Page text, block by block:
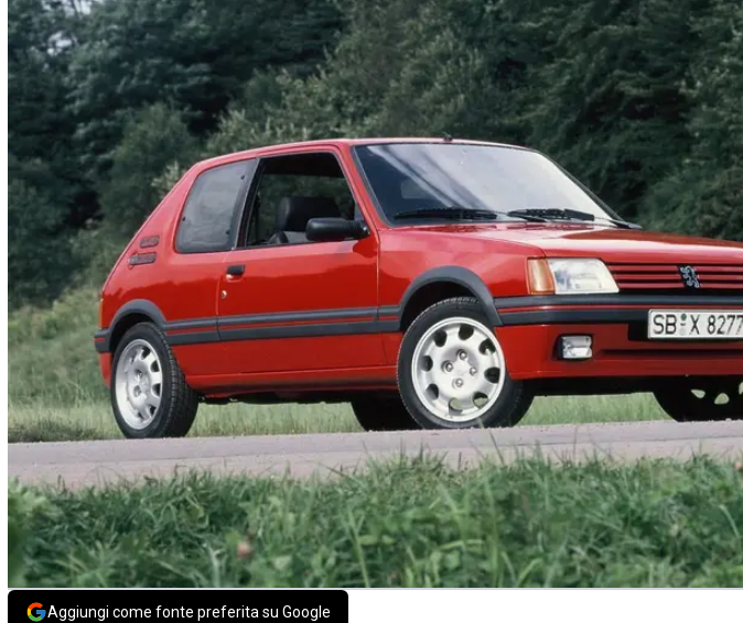
Aggiungi come fonte preferita su Google